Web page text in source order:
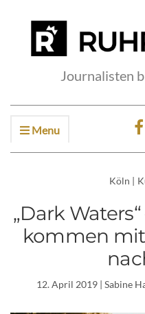
Journalisten
Menu
Köln |
„Dark
kommen
12. April 2019 | Sabine